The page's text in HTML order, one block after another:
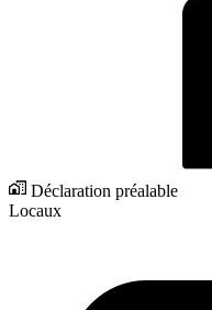
Déclaration préalable
Locaux